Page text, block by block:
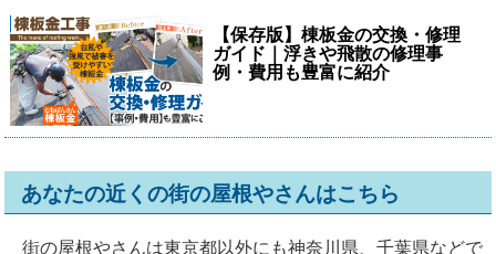
【保存版】棟板金の交換・修理
ガイド｜浮きや飛散の修理事
例・費用も豊富に紹介
あなたの近くの街の屋根やさんはこちら
街の屋根やさんは東京都以外にも神奈川県、千葉県などで